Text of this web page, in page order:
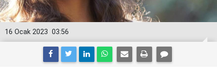
03:56
16 Ocak 2023